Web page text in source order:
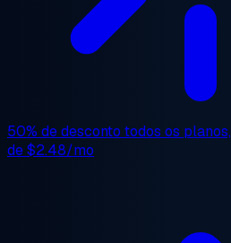
50% de desconto todos os
de$2.48/mo